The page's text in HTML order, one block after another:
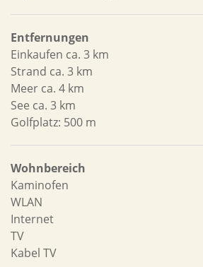
Entfernungen
Einkaufen ca. 3 km
Strand ca. 3 km
Meer ca. 4 km
See ca. 3 km
Golfplatz: 500 m
Wohnbereich
Kaminofen
WLAN
Internet
TV
Kabel TV